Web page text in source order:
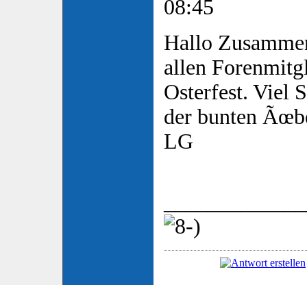
08:45
Hallo
allen
Osterfest. Viel
der bunten
LG